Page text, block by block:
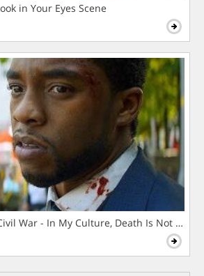
in Your Eyes Scene
War - In My Culture, Death Is Not The